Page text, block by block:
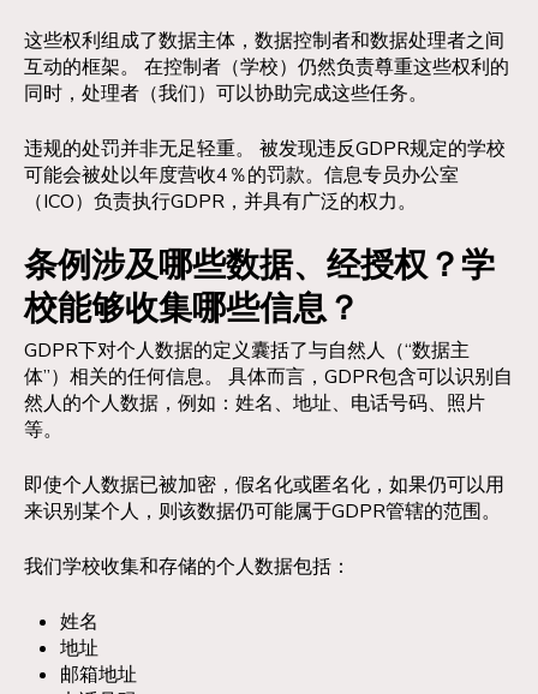
这些权利组成了数据主体，数据控制者和数据处理者之间
互动的框架。 在控制者（学校）仍然负责尊重这些权利的
同时，处理者（我们）可以协助完成这些任务。
违规的处罚并非无足轻重。 被发现违反GDPR规定的学校
可能会被处以年度营收4％的罚款。信息专员办公室
（ICO）负责执行GDPR，并具有广泛的权力。
条例涉及哪些数据、经授权？学
校能够收集哪些信息？
GDPR下对个人数据的定义囊括了与自然人（“数据主
体”）相关的任何信息。 具体而言，GDPR包含可以识别自
然人的个人数据，例如：姓名、地址、电话号码、照片
等。
即使个人数据已被加密，假名化或匿名化，如果仍可以用
来识别某个人，则该数据仍可能属于GDPR管辖的范围。
我们学校收集和存储的个人数据包括：
姓名
地址
邮箱地址